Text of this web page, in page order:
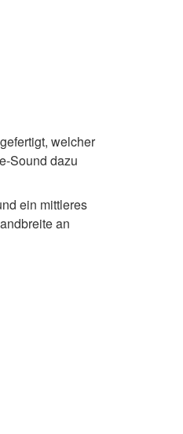
welcher
Sound dazu
ein mittleres
an